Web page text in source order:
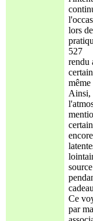
lors
527
rendu
Ainsi,
Ce
par